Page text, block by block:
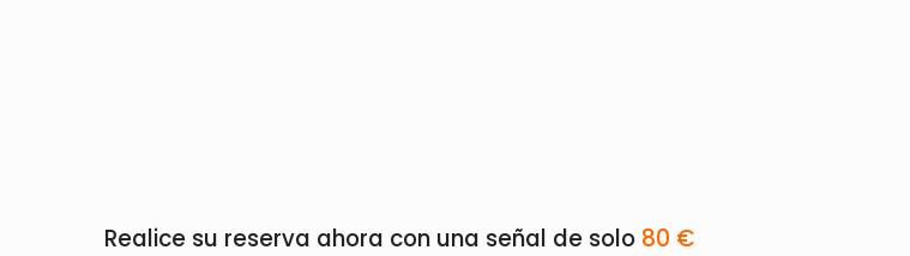
Realice su reserva ahora con una señal de solo 80 €